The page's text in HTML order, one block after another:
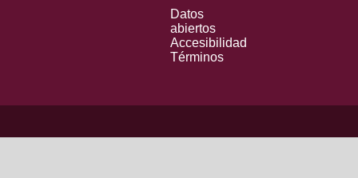
Datos
abiertos
Accesibilidad
Términos